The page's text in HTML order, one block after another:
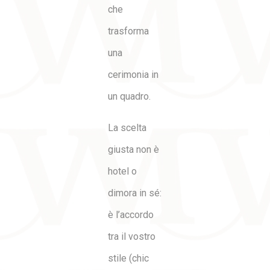
che
trasforma
una
cerimonia in
un quadro.
La scelta
giusta non è
hotel o
dimora in sé:
è l’accordo
tra il vostro
stile (chic